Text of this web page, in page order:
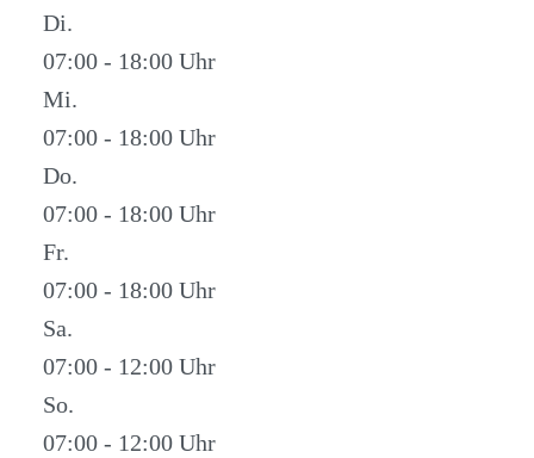
Di.
07:00 - 18:00
Mi.
07:00 - 18:00
Do.
07:00 - 18:00
Fr.
07:00 - 18:00
Sa.
07:00 - 12:00
So.
07:00 - 12:00